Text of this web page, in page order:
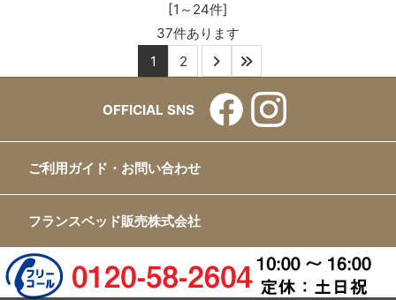
[1～24件]
37件あります
1
2
OFFICIAL SNS
ご利用ガイド・お問い合わせ
フランスベッド販売株式会社